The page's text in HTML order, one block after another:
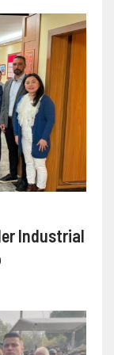
Industrial